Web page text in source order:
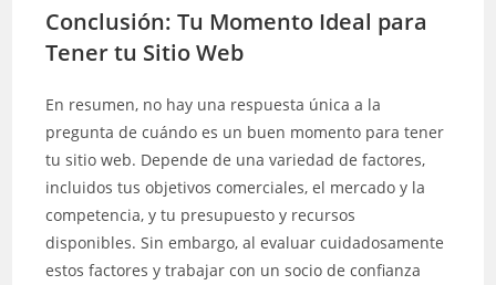
Conclusión: Tu Momento Ideal para
Tener tu Sitio Web
En resumen, no hay una respuesta única a la
pregunta de cuándo es un buen momento para tener
tu sitio web. Depende de una variedad de factores,
incluidos tus objetivos comerciales, el mercado y la
competencia, y tu presupuesto y recursos
disponibles. Sin embargo, al evaluar cuidadosamente
estos factores y trabajar con un socio de confianza